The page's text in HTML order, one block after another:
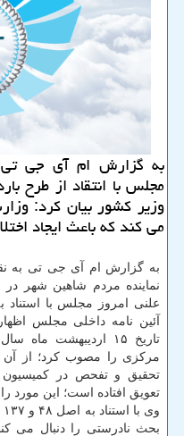
به گزارش ام آی جی تی
مجلس با انتقاد از طرح
وزیر كشور بیان كرد:
می كند كه باعث ایجاد
به گزارش ام آی جی تی به
نماینده مردم شاهین شهر
آئین نامه داخلی مجلس
مركزی را مصوب كرد؛ از آن
تحقیق و تفحص در
تعویق افتاده است؛ این مورد را
وی با استناد به اصل ۴۸ و ۱۳۷ قانون اساسی بیان كرد: وزارت
بحث نادرستی را دنبال می